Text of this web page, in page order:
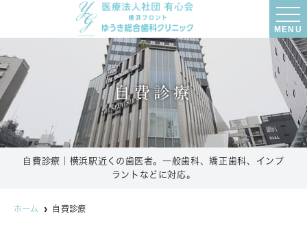
MENU
自費診療
自費診療｜横浜駅近くの歯医者。一般歯科、矯正歯科、インプ
ラントなどに対応。
ホーム 自費診療